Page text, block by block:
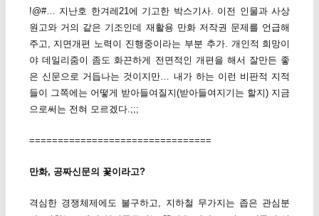
!@#… 지난호 한겨레21에 기고한 박스기사. 이전 인물과 사상
원고와 거의 같은 기조인데 재활용 만화 저작권 문제를 언급해
주고, 지면개편 노력이 진행중이라는 부분 추가. 개인적 희망이
야 데일리줌이 좀도 화끈하게 전면적인 개편을 해서 잘만든 좋
은 신문으로 거듭나는 것이지만… 내가 하는 이런 비판적 지적
들이 그쪽에는 어떻게 받아들여질지(받아들여지기는 할지) 지금
으로써는 전혀 모르겠다.;;;
================================
만화, 공짜신문의 꽃이라고?
격심한 경쟁체제에도 불구하고, 지하철 무가지는 좁은 관심분